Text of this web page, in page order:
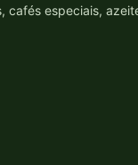
cafés especiais,